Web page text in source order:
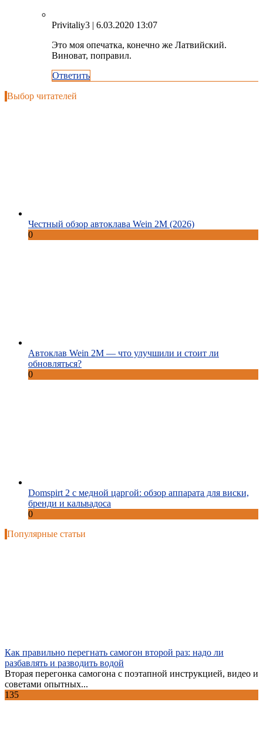
Privitaliy3 | 6.03.2020 13:07
Это моя опечатка, конечно же Латвийский.
Виноват, поправил.
Ответить
Выбор читателей
Честный обзор автоклава Wein 2M (2026)
0
Автоклав Wein 2M — что улучшили и стоит ли
обновляться?
0
Domspirt 2 с медной царгой: обзор аппарата для виски,
бренди и кальвадоса
0
Популярные статьи
Как правильно перегнать самогон второй раз: надо ли
разбавлять и разводить водой
Вторая перегонка самогона с поэтапной инструкцией, видео и
советами опытных...
135